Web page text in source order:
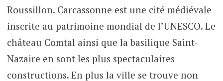
Roussillon. Carcassonne est une cité médiévale
inscrite au patrimoine mondial de l’UNESCO. Le
château Comtal ainsi que la basilique Saint-
Nazaire en sont les plus spectaculaires
constructions. En plus la ville se trouve non